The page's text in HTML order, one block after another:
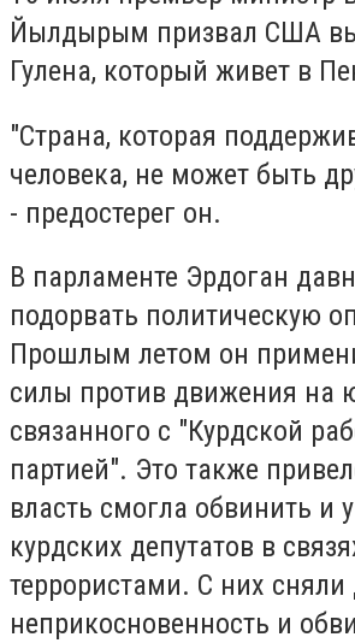
Йылдырым призвал США
Гулена, который живет в
"Страна, которая
человека, не может быть
- предостерег он.
В парламенте Эрдоган
подорвать политическую
Прошлым летом он
силы против движения на
связанного с "Курдской
партией". Это также
власть смогла обвинить и
курдских депутатов в
террористами. С них сняли
неприкосновенность и